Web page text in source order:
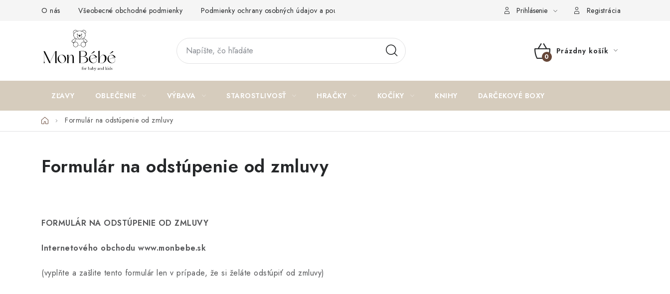
O nás Všeobecné obchodné podmienky Podmienky ochrany osobných údajov a poučenie o cookies Reklamačný formulár Formulár na odstúpenie od
Prihlásenie Registrácia
NÁKUPNÝ
Prázdny košík
ZĽAVY OBLEČENIE VÝBAVA STAROSTLIVOSŤ HRAČKY KOČÍKY KNIHY DARČEKOVÉ BOXY
DomovFormulár na odstúpenie od zmluvy
Formulár na odstúpenie od zmluvy
FORMULÁR NA ODSTÚPENIE OD ZMLUVY
Internetového obchodu www.monbebe.sk
(vyplňte a zašlite tento formulár len v prípade, že si želáte odstúpiť od zmluvy)